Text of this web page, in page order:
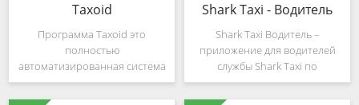
Taxoid
Программа Taxoid это
полностью
автоматизированная система
работы с заказами, которая
позволяет водителю в
Shark Taxi - Водитель
Shark Taxi Водитель –
приложение для водителей
службы Shark Taxi по
нахождению клиентов в
вашем городе.